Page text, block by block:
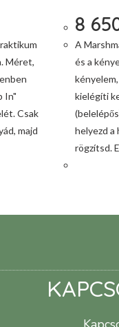
Méret,
In"
Csak
majd
8
A
és a
kielégíti
helyezd a
rögzítsd.